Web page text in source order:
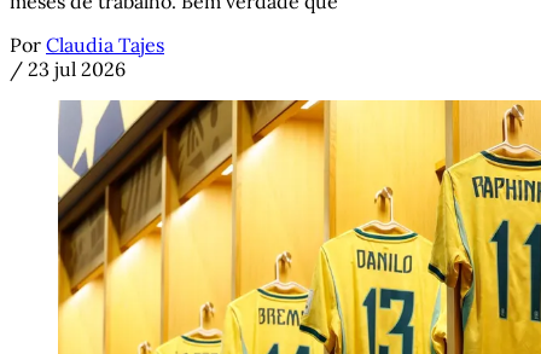
Por Claudia Tajes
/ 23 jul 2026